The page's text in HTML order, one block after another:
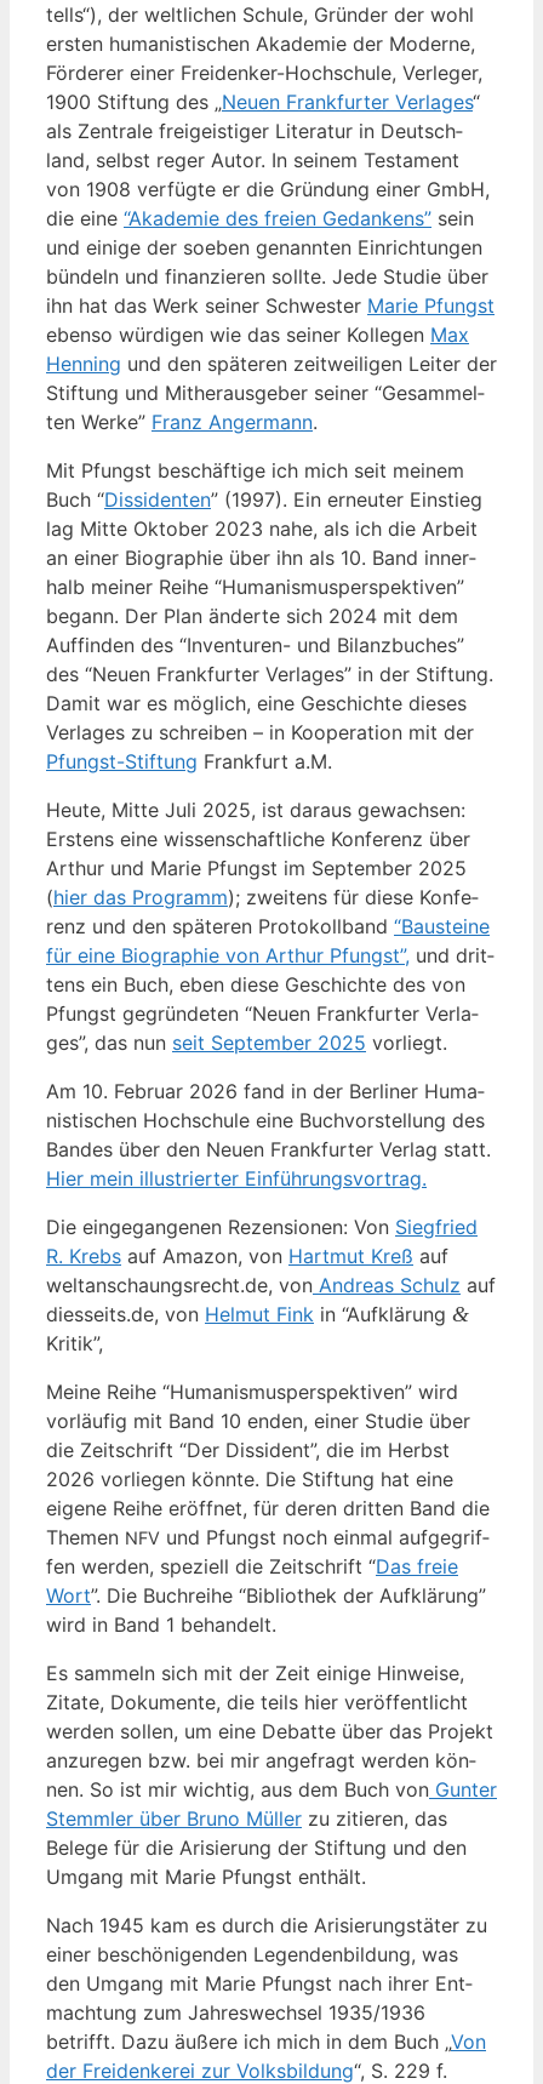
tells“), der welt­li­chen Schu­le, Grün­der der wohl
ers­ten huma­nis­ti­schen Aka­de­mie der Moder­ne,
För­de­rer einer Frei­den­ker-Hoch­schu­le, Ver­le­ger,
1900 Stif­tung des „Neu­en Frank­fur­ter Ver­la­ges“
als Zen­tra­le frei­geis­ti­ger Lite­ra­tur in Deutsch­
land, selbst reger Autor. In sei­nem Tes­ta­ment
von 1908 ver­füg­te er die Grün­dung einer GmbH,
die eine “Aka­de­mie des frei­en Gedan­kens” sein
und eini­ge der soeben genann­ten Ein­rich­tun­gen
bün­deln und finan­zie­ren soll­te. Jede Stu­die über
ihn hat das Werk sei­ner Schwes­ter Marie Pfungst
eben­so wür­di­gen wie das sei­ner Kol­le­gen Max
Hen­ning und den spä­te­ren zeit­wei­li­gen Lei­ter der
Stif­tung und Mit­her­aus­ge­ber sei­ner “Gesam­mel­
ten Wer­ke” Franz Anger­mann.
Mit Pfungst beschäf­ti­ge ich mich seit mei­nem
Buch “Dis­si­den­ten” (1997). Ein erneu­ter Ein­stieg
lag Mit­te Okto­ber 2023 nahe, als ich die Arbeit
an einer Bio­gra­phie über ihn als 10. Band inner­
halb mei­ner Rei­he “Huma­nis­mus­per­spek­ti­ven”
begann. Der Plan änder­te sich 2024 mit dem
Auf­fin­den des “Inven­tu­ren- und Bilanz­bu­ches”
des “Neu­en Frank­fur­ter Ver­la­ges” in der Stif­tung.
Damit war es mög­lich, eine Geschich­te die­ses
Ver­la­ges zu schrei­ben – in Koope­ra­ti­on mit der
Pfungst-Stif­tung Frank­furt a.M.
Heu­te, Mit­te Juli 2025, ist dar­aus gewach­sen:
Ers­tens eine wis­sen­schaft­li­che Kon­fe­renz über
Arthur und Marie Pfungst im Sep­tem­ber 2025
(hier das Pro­gramm); zwei­tens für die­se Kon­fe­
renz und den spä­te­ren Pro­to­koll­band “Bau­stei­ne
für eine Bio­gra­phie von Arthur Pfungst”, und drit­
tens ein Buch, eben die­se Geschich­te des von
Pfungst gegrün­de­ten “Neu­en Frank­fur­ter Ver­la­
ges”, das nun seit Sep­tem­ber 2025 vorliegt.
Am 10. Febru­ar 2026 fand in der Ber­li­ner Huma­
nis­ti­schen Hoch­schu­le eine Buch­vor­stel­lung des
Ban­des über den Neu­en Frank­fur­ter Ver­lag statt.
Hier mein illus­trier­ter Einführungsvortrag.
Die ein­ge­gan­ge­nen Rezen­sio­nen: Von Sieg­fried
R. Krebs auf Ama­zon, von Hart­mut Kreß auf
weltanschaungsrecht.de, von Andre­as Schulz auf
diesseits.de, von Hel­mut Fink in “Auf­klä­rung &
Kritik”,
Mei­ne Rei­he “Huma­nis­mus­per­spek­ti­ven” wird
vor­läu­fig mit Band 10 enden, einer Stu­die über
die Zeit­schrift “Der Dis­si­dent”, die im Herbst
2026 vor­lie­gen könn­te. Die Stif­tung hat eine
eige­ne Rei­he eröff­net, für deren drit­ten Band die
The­men NFV und Pfungst noch ein­mal auf­ge­grif­
fen wer­den, spe­zi­ell die Zeit­schrift “Das freie
Wort”. Die Buch­rei­he “Biblio­thek der Auf­klä­rung”
wird in Band 1 behandelt.
Es sam­meln sich mit der Zeit eini­ge Hin­wei­se,
Zita­te, Doku­men­te, die teils hier ver­öf­fent­licht
wer­den sol­len, um eine Debat­te über das Pro­jekt
anzu­re­gen bzw. bei mir ange­fragt wer­den kön­
nen. So ist mir wich­tig, aus dem Buch von Gun­ter
Stemm­ler über Bru­no Mül­ler zu zitie­ren, das
Bele­ge für die Ari­sie­rung der Stif­tung und den
Umgang mit Marie Pfungst enthält.
Nach 1945 kam es durch die Ari­sie­rungs­tä­ter zu
einer beschö­ni­gen­den Legen­den­bil­dung, was
den Umgang mit Marie Pfungst nach ihrer Ent­
mach­tung zum Jah­res­wech­sel 1935/1936
betrifft. Dazu äuße­re ich mich in dem Buch „Von
der Frei­den­ke­rei zur Volks­bil­dung“, S. 229 f.